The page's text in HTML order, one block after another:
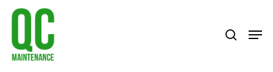
Skip
main